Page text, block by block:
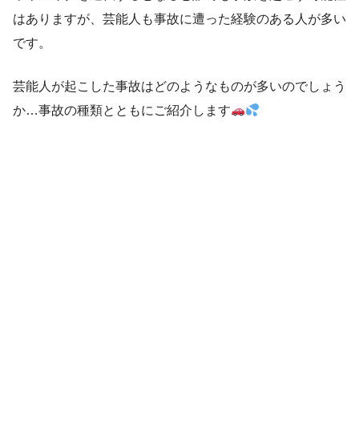
はありますが、芸能人も事故に遭った経験のある人が多い
です。
芸能人が起こした事故はどのようなものが多いのでしょう
か…事故の種類とともにご紹介します